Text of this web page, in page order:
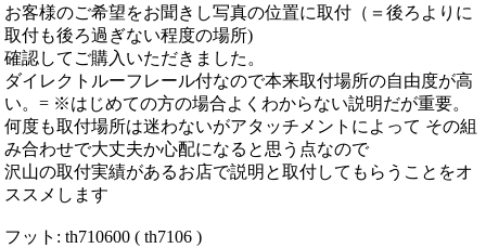
お客様のご希望をお聞きし写真の位置に取付（＝後ろよりに
取付も後ろ過ぎない程度の場所)
確認してご購入いただきました。
ダイレクトルーフレール付なので本来取付場所の自由度が高
い。= ※はじめての方の場合よくわからない説明だが重要。
何度も取付場所は迷わないがアタッチメントによって その組
み合わせで大丈夫か心配になると思う点なので
沢山の取付実績があるお店で説明と取付してもらうことをオ
ススメします
フット: th710600 ( th7106 )